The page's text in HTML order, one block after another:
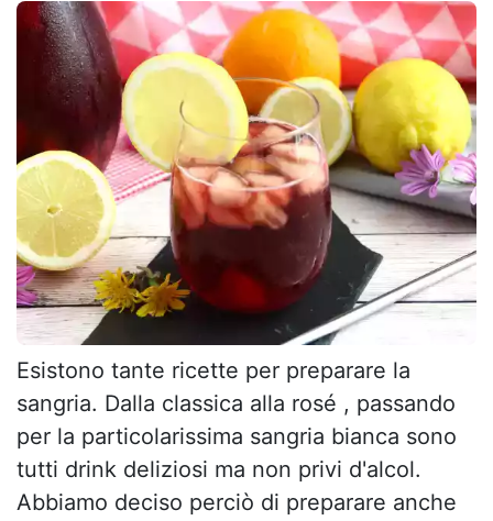
Esistono tante ricette per preparare la
sangria. Dalla classica alla rosé , passando
per la particolarissima sangria bianca sono
tutti drink deliziosi ma non privi d'alcol.
Abbiamo deciso perciò di preparare anche